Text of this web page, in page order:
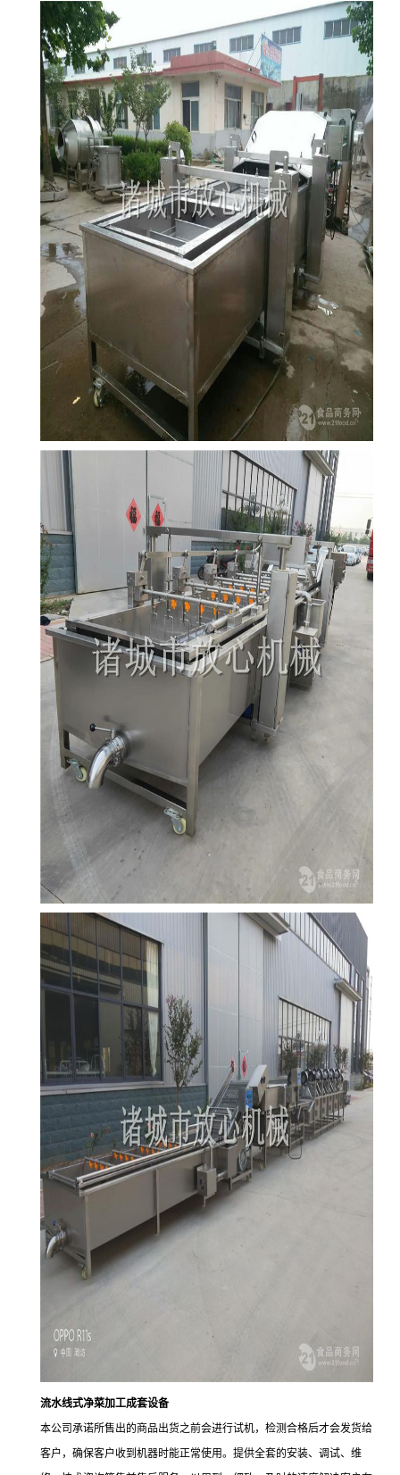
流水线式净菜加工成套设备
本公司承诺所售出的商品出货之前会进行试机，检测合格后才会发货给
客户，确保客户收到机器时能正常使用。提供全套的安装、调试、维